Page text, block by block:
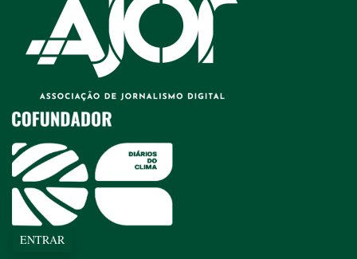
ENTRAR